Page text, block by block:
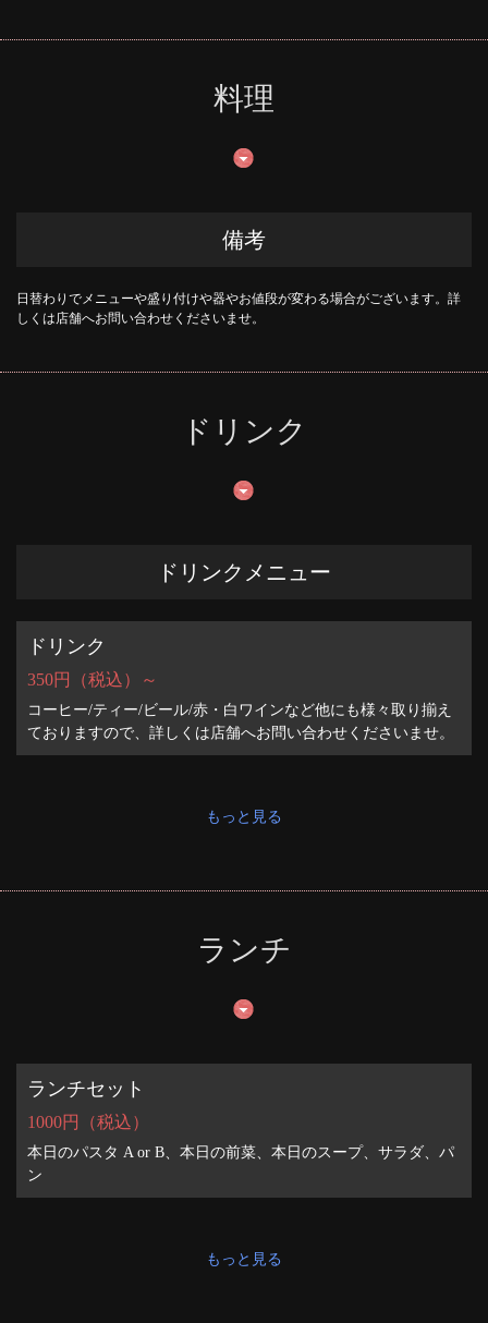
料理
備考
日替わりでメニューや盛り付けや器やお値段が変わる場合がございます。詳
しくは店舗へお問い合わせくださいませ。
ドリンク
ドリンクメニュー
ドリンク
350円（税込）～
コーヒー/ティー/ビール/赤・白ワインなど他にも様々取り揃え
ておりますので、詳しくは店舗へお問い合わせくださいませ。
もっと見る
ランチ
ランチセット
1000円（税込）
本日のパスタ A or B、本日の前菜、本日のスープ、サラダ、パ
ン
もっと見る